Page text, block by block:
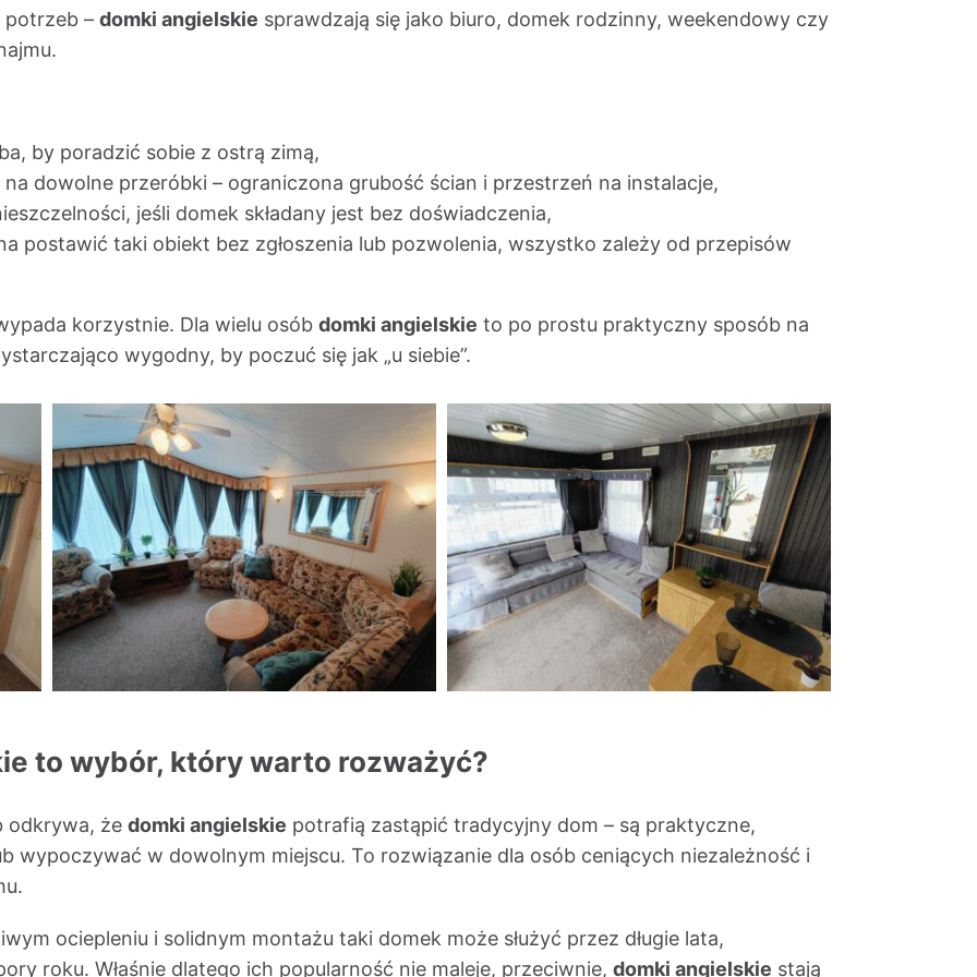
potrzeb –domki angielskie sprawdzają się jako biuro, domek rodzinny, weekendowy czy
by poradzić sobie z ostrą zimą,
dowolne przeróbki – ograniczona grubość ścian i przestrzeń na instalacje,
jeśli domek składany jest bez doświadczenia,
postawić taki obiekt bez zgłoszenia lub pozwolenia, wszystko zależy od przepisów
korzystnie. Dla wielu osóbdomki angielskie to po prostu praktyczny sposób na
wygodny, by poczuć się jak „u siebie”.
to wybór, który warto rozważyć?
odkrywa, żedomki angielskie potrafią zastąpić tradycyjny dom – są praktyczne,
wypoczywać w dowolnym miejscu. To rozwiązanie dla osób ceniących niezależność i
ociepleniu i solidnym montażu taki domek może służyć przez długie lata,
roku. Właśnie dlatego ich popularność nie maleje, przeciwnie,domki angielskie stają